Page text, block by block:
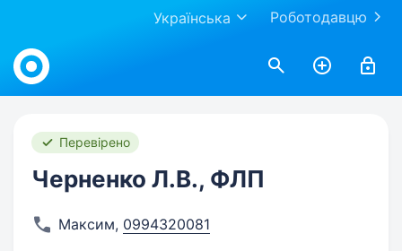
Роботодавцю
Українська
Work.ua
Перевірено
Черненко Л.В., ФЛП
Максим, 0994320081